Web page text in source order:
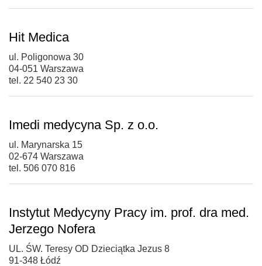
Hit Medica
ul. Poligonowa 30
04-051 Warszawa
tel. 22 540 23 30
Imedi medycyna Sp. z o.o.
ul. Marynarska 15
02-674 Warszawa
tel. 506 070 816
Instytut Medycyny Pracy im. prof. dra med.
Jerzego Nofera
UL. ŚW. Teresy OD Dzieciątka Jezus 8
91-348 Łódź